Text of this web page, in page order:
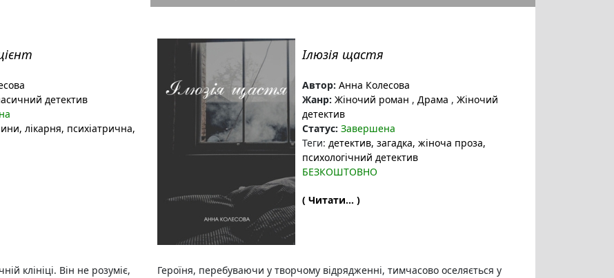
детектив
, лікарня, психіатрична,
клініці. Він не розуміє,
Ілюзія щастя
Автор: Анна Колесова
Жанр: Жіночий роман , Драма , Жіночий
детектив
Статус: Завершена
Теги: детектив, загадка, жіноча проза,
психологічний детектив
БЕЗКОШТОВНО
( Читати... )
Героїня, перебуваючи у творчому відрядженні, тимчасово оселяється у